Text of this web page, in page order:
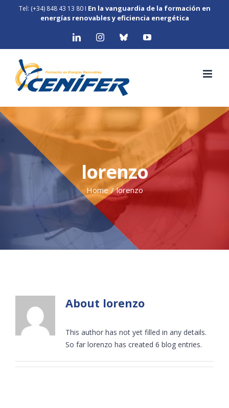
Tel: (+34) 848 43 13 80I En la vanguardia de la formación en
energías renovables y eficiencia energética
LinkedInInstagramBluesky YouTube
lorenzo
Home / lorenzo
About lorenzo
This author has not yet filled in any details.
So far lorenzo has created 6 blog entries.